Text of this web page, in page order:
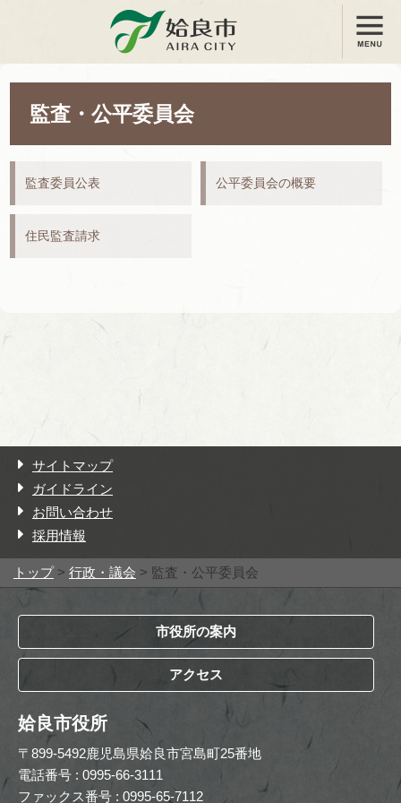
姶良市 メニュー
監査・公平委員会
監査委員公表 公平委員会の概要
住民監査請求
サイトマップ
ガイドライン
お問い合わせ
採用情報
トップ> 行政・議会 > 監査・公平委員会
市役所の案内
アクセス
姶良市役所
〒899-5492鹿児島県姶良市宮島町25番地
電話番号 : 0995-66-3111
ファックス番号 : 0995-65-7112